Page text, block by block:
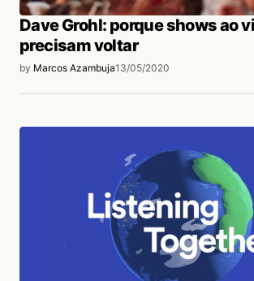
Dave Grohl: porque shows ao
precisam voltar
by Marcos Azambuja13/05/2020